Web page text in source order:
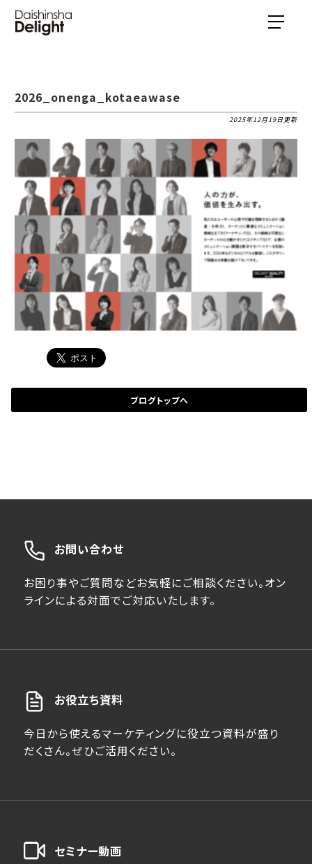
2026_onenga_kotaeawase
2025年12月19日更新
ブログトップへ
お問い合わせ
お困り事やご質問などお気軽にご相談ください。オン
ラインによる対面でご対応いたします。
お役立ち資料
今日から使えるマーケティングに役立つ資料が盛り
だくさん。ぜひご活用ください。
セミナー動画